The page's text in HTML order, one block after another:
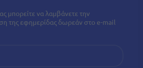
μπορείτε να λαμβάνετε την
της εφημερίδας δωρεάν στο e-mail